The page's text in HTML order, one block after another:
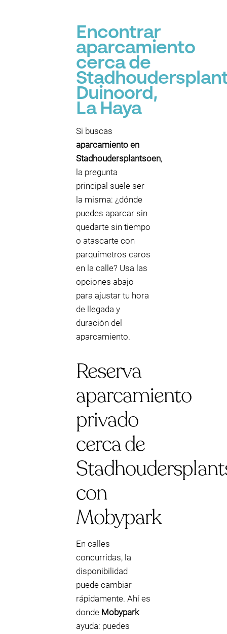
Encontrar
aparcamiento
cerca de
Duinoord,
La Haya
Si buscas
aparcamiento en
Stadhoudersplantsoen,
la pregunta
principal suele ser
la misma: ¿dónde
puedes aparcar sin
quedarte sin tiempo
o atascarte con
parquímetros caros
en la calle? Usa las
opciones abajo
para ajustar tu hora
de llegada y
duración del
aparcamiento.
Reserva
aparcamiento
privado
cerca de
con
Mobypark
En calles
concurridas, la
disponibilidad
puede cambiar
rápidamente. Ahí es
donde Mobypark
ayuda: puedes